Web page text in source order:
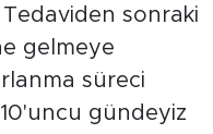
sonraki
gelmeye
süreci
gündeyiz